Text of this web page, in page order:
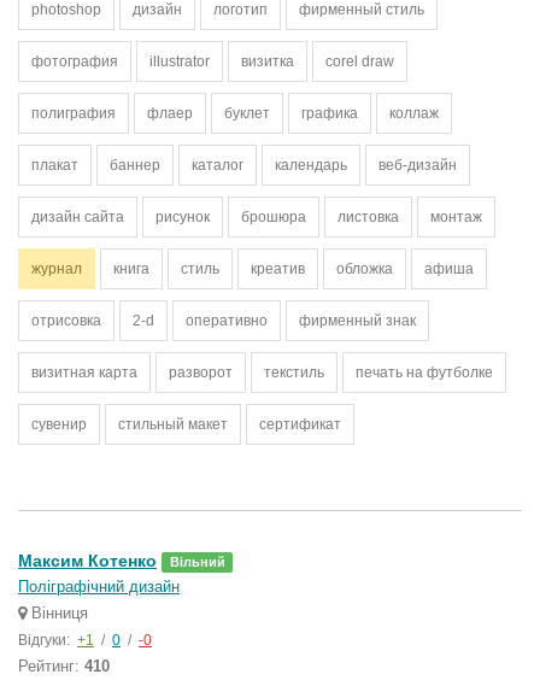
photoshop дизайн логотип фирменный стиль
фотография illustrator визитка corel draw
полиграфия флаер буклет графика коллаж
плакат баннер каталог календарь веб-дизайн
дизайн сайта рисунок брошюра листовка монтаж
журнал книга стиль креатив обложка афиша
отрисовка 2-d оперативно фирменный знак
визитная карта разворот текстиль печать на футболке
сувенир стильный макет сертификат
Максим Котенко Вільний
Поліграфічний дизайн
Вінниця
Відгуки: +1 / 0 / -0
Рейтинг: 410